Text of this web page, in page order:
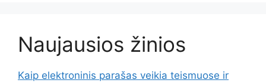
Naujausios žinios
Kaip elektroninis parašas veikia teismuose ir